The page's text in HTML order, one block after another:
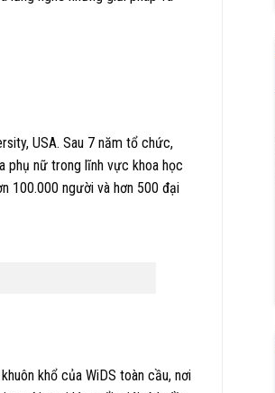
USA. Sau 7 năm tổ chức,
phụ nữ trong lĩnh vực khoa học
100.000 người và hơn 500 đại
khổ của WiDS toàn cầu, nơi